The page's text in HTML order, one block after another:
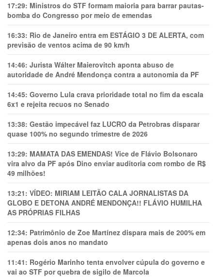
17:29: Ministros do STF formam maioria para barrar pautas-
bomba do Congresso por meio de emendas
16:33: Rio de Janeiro entra em ESTÁGIO 3 DE ALERTA, com
previsão de ventos acima de 90 km/h
14:46: Jurista Wálter Maierovitch aponta abuso de
autoridade de André Mendonça contra a autonomia da PF
14:45: Governo Lula crava prioridade total no fim da escala
6x1 e rejeita recuos no Senado
13:38: Gestão impecável faz LUCRO da Petrobras disparar
quase 100% no segundo trimestre de 2026
13:29: MAMATA DAS EMENDAS! Vice de Flávio Bolsonaro
vira alvo da PF após Dino enviar auditoria com rombo de R$
49 milhões!
13:21: VÍDEO: MIRIAM LEITÃO CALA JORNALISTAS DA
GLOBO E DETONA ANDRÉ MENDONÇA!! FLÁVIO HUMILHA
AS PRÓPRIAS FILHAS
12:34: Patrimônio de Zoe Martínez dispara mais de 200% em
apenas dois anos no mandato
11:41: Rogério Marinho tenta envolver cúpula do governo e
vai ao STF por quebra de sigilo de Marcola